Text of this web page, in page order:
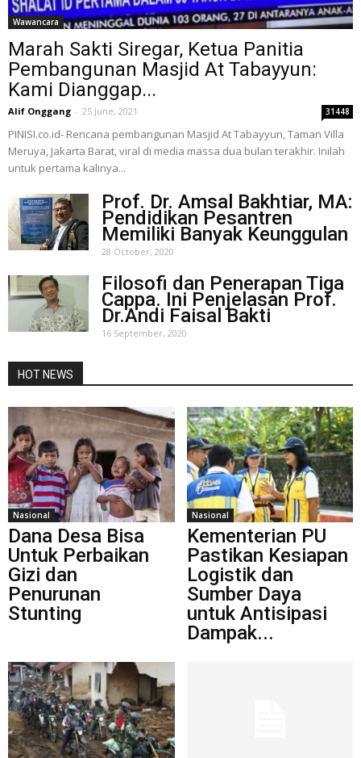
Wawancara
Marah Sakti Siregar, Ketua Panitia
Pembangunan Masjid At Tabayyun:
Kami Dianggap...
Alif Onggang - 25 June, 2021 31448
PINISI.co.id- Rencana pembangunan Masjid At Tabayyun, Taman Villa
Meruya, Jakarta Barat, viral di media massa dua bulan terakhir. Inilah
untuk pertama kalinya...
Prof. Dr. Amsal Bakhtiar, MA:
Pendidikan Pesantren
Memiliki Banyak Keunggulan
28 October, 2020
Filosofi dan Penerapan Tiga
Cappa. Ini Penjelasan Prof.
Dr.Andi Faisal Bakti
16 September, 2020
HOT NEWS
Nasional
Dana Desa Bisa
Untuk Perbaikan
Gizi dan
Penurunan
Stunting
Nasional
Kementerian PU
Pastikan Kesiapan
Logistik dan
Sumber Daya
untuk Antisipasi
Dampak...